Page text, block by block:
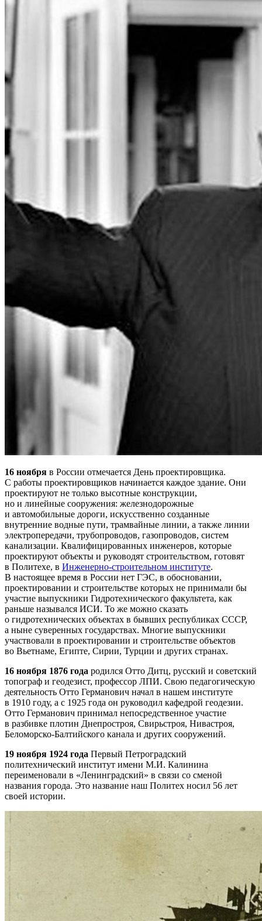
16 ноября в России отмечается День проектировщика.
С работы проектировщиков начинается каждое здание. Они
проектируют не только высотные конструкции,
но и линейные сооружения: железнодорожные
и автомобильные дороги, искусственно созданные
внутренние водные пути, трамвайные линии, а также линии
электропередачи, трубопроводов, газопроводов, систем
канализации. Квалифицированных инженеров, которые
проектируют объекты и руководят строительством, готовят
в Политехе, в Инженерно-строительном институте.
В настоящее время в России нет ГЭС, в обосновании,
проектировании и строительстве которых не принимали бы
участие выпускники Гидротехнического факультета, как
раньше назывался ИСИ. То же можно сказать
о гидротехнических объектах в бывших республиках СССР,
а ныне суверенных государствах. Многие выпускники
участвовали в проектировании и строительстве объектов
во Вьетнаме, Египте, Сирии, Турции и других странах.
16 ноября 1876 года родился Отто Дитц, русский и советский
топограф и геодезист, профессор ЛПИ. Свою педагогическую
деятельность Отто Германович начал в нашем институте
в 1910 году, а с 1925 года он руководил кафедрой геодезии.
Отто Германович принимал непосредственное участие
в разбивке плотин Днепростроя, Свирьстроя, Нивастроя,
Беломорско-Балтийского канала и других сооружений.
19 ноября 1924 года Первый Петроградский
политехнический институт имени М.И. Калинина
переименовали в «Ленинградский» в связи со сменой
названия города. Это название наш Политех носил 56 лет
своей истории.